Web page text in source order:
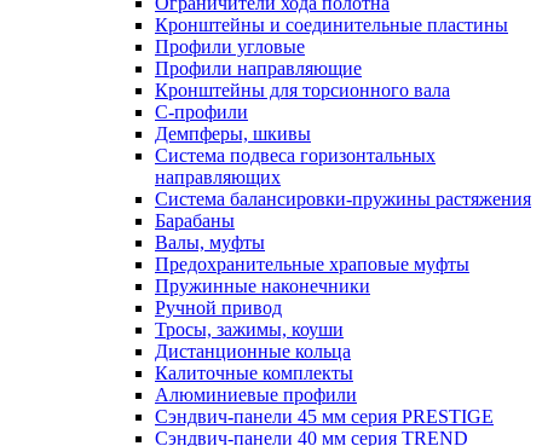
Кронштейны и соединительные пластины
Профили угловые
Профили направляющие
Кронштейны для торсионного вала
С-профили
Демпферы, шкивы
Система подвеса горизонтальных
направляющих
Система балансировки-пружины растяжения
Барабаны
Валы, муфты
Предохранительные храповые муфты
Пружинные наконечники
Ручной привод
Тросы, зажимы, коуши
Дистанционные кольца
Калиточные комплекты
Алюминиевые профили
Сэндвич-панели 45 мм серия PRESTIGE
Сэндвич-панели 40 мм серия TREND